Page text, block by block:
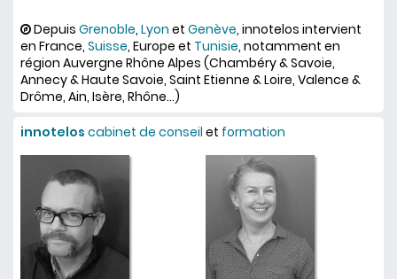
Depuis Grenoble, Lyon et Genève, innotelos intervient
en France, Suisse, Europe et Tunisie, notamment en
région Auvergne Rhône Alpes (Chambéry & Savoie,
Annecy & Haute Savoie, Saint Etienne & Loire, Valence &
Drôme, Ain, Isère, Rhône...)
innotelos cabinet de conseil et formation